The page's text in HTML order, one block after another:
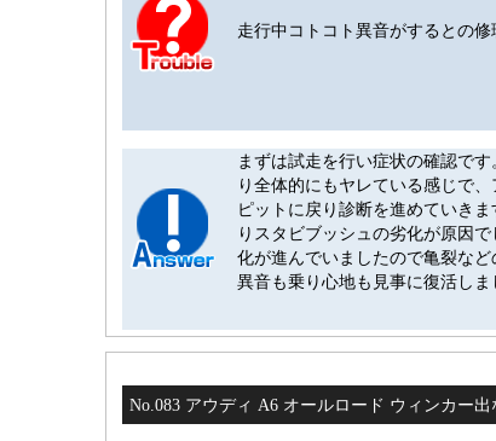
走行中コトコト異音がするとの修
まずは試走を行い症状の確認で
り全体的にもヤレている感じで
ピットに戻り診断を進めていき
りスタビブッシュの劣化が原因
化が進んでいましたので亀裂など
異音も乗り心地も見事に復活しま
No.083 アウディ A6 オールロード ウィンカー出